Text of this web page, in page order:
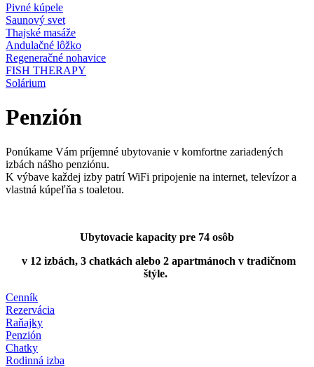
Pivné kúpele
Saunový svet
Thajské masáže
Andulačné lôžko
Regeneračné nohavice
FISH THERAPY
Solárium
Penzión
Ponúkame Vám príjemné ubytovanie v komfortne zariadených
izbách nášho penziónu.
K výbave každej izby patrí WiFi pripojenie na internet, televízor a
vlastná kúpeľňa s toaletou.
Ubytovacie kapacity pre 74 osôb
v 12 izbách, 3 chatkách alebo 2 apartmánoch v tradičnom
štýle.
Cenník
Rezervácia
Raňajky
Penzión
Chatky
Rodinná izba